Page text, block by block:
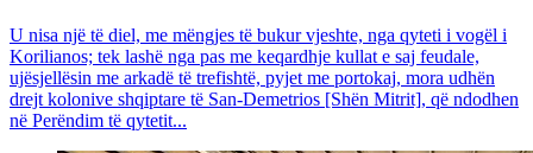
U nisa një të diel, me mëngjes të bukur vjeshte, nga qyteti i vogël i
Korilianos; tek lashë nga pas me keqardhje kullat e saj feudale,
ujësjellësin me arkadë të trefishtë, pyjet me portokaj, mora udhën
drejt kolonive shqiptare të San-Demetrios [Shën Mitrit], që ndodhen
në Perëndim të qytetit...